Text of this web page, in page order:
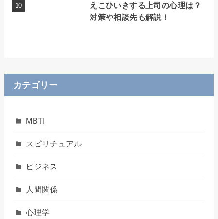
えこひいきする上司の心理は？
対策や相談先も解説！
カテゴリー
MBTI
スピリチュアル
ビジネス
人間関係
心理学